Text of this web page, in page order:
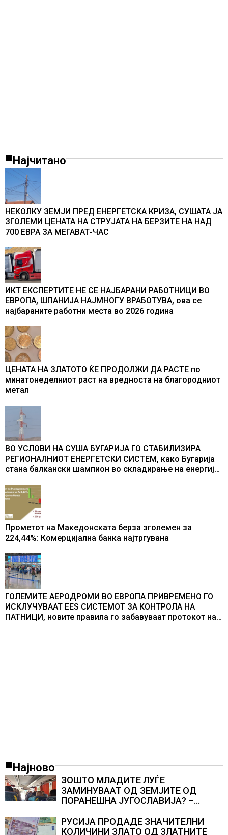
Најчитано
НЕКОЛКУ ЗЕМЈИ ПРЕД ЕНЕРГЕТСКА КРИЗА, СУШАТА ЈА
ЗГОЛЕМИ ЦЕНАТА НА СТРУЈАТА НА БЕРЗИТЕ НА НАД
700 ЕВРА ЗА МЕГАВАТ-ЧАС
ИКТ ЕКСПЕРТИТЕ НЕ СЕ НАЈБАРАНИ РАБОТНИЦИ ВО
ЕВРОПА, ШПАНИЈА НАЈМНОГУ ВРАБОТУВА, oва се
најбараните работни места во 2026 година
ЦЕНАТА НА ЗЛАТОТО ЌЕ ПРОДОЛЖИ ДА РАСТЕ по
минатонеделниот раст на вредноста на благородниот
метал
ВО УСЛОВИ НА СУША БУГАРИЈА ГО СТАБИЛИЗИРА
РЕГИОНАЛНИОТ ЕНЕРГЕТСКИ СИСТЕМ, како Бугарија
стана балкански шампион во складирање на енергија
Прометот на Македонската берза зголемен за
224,44%: Комерцијална банка најтргувана
ГОЛЕМИТЕ АЕРОДРОМИ ВО ЕВРОПА ПРИВРЕМЕНО ГО
ИСКЛУЧУВААТ ЕЕS СИСТЕМОТ ЗА КОНТРОЛА НА
ПАТНИЦИ, новите правила го забавуваат протокот на
Најново
ЗОШТО МЛАДИТЕ ЛУЃЕ
ЗАМИНУВААТ ОД ЗЕМЈИТЕ ОД
ПОРАНЕШНА ЈУГОСЛАВИЈА? –
над 130 илјади лица, најмногу од
Хрватска
РУСИЈА ПРОДАДЕ ЗНАЧИТЕЛНИ
КОЛИЧИНИ ЗЛАТО ОД ЗЛАТНИТЕ